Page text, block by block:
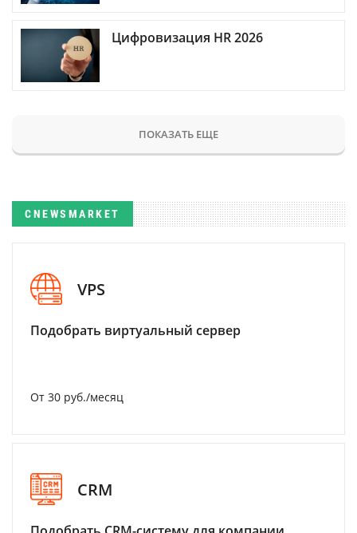
Цифровизация HR 2026
ПОКАЗАТЬ ЕЩЕ
CNEWSMARKET
VPS
Подобрать виртуальный сервер
От 30 руб./месяц
CRM